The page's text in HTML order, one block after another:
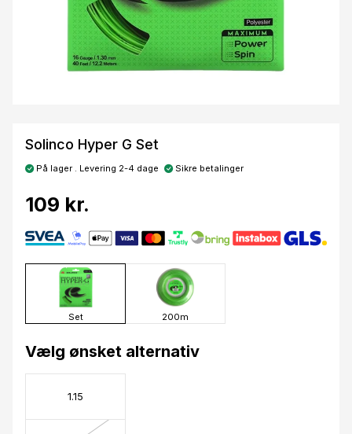
Solinco Hyper G Set
På lager . Levering 2-4 dage Sikre betalinger
109 kr.
Set 200m
Vælg ønsket alternativ
1.15